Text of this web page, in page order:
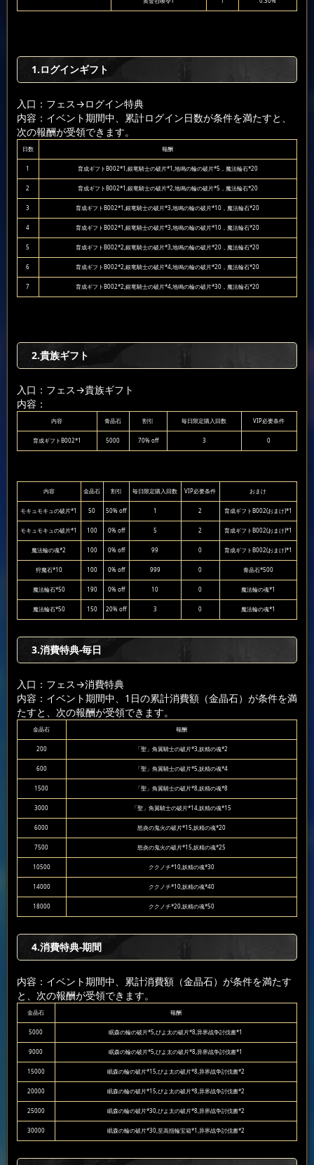
1.ログインギフト
入口：フェス→ログイン特典
内容：イベント期間中、累計ログイン日数が条件を満たすと、
次の報酬が受領できます。
日数 報酬
1 育成ギフトB002*1,銀竜騎士の破片*1,地鳴の輪の破片*5，魔法輪石*20
2 育成ギフトB002*1,銀竜騎士の破片*2,地鳴の輪の破片*5，魔法輪石*20
3 育成ギフトB002*1,銀竜騎士の破片*3,地鳴の輪の破片*10，魔法輪石*20
4 育成ギフトB002*1,銀竜騎士の破片*3,地鳴の輪の破片*10，魔法輪石*20
5 育成ギフトB002*2,銀竜騎士の破片*3,地鳴の輪の破片*20，魔法輪石*20
6 育成ギフトB002*2,銀竜騎士の破片*4,地鳴の輪の破片*20，魔法輪石*20
7 育成ギフトB002*2,銀竜騎士の破片*4,地鳴の輪の破片*30，魔法輪石*20
2.貴族ギフト
入口：フェス→貴族ギフト
内容：
内容 青晶石 割引 毎日限定購入回数 VIP必要条件
育成ギフトB002*1 5000 70% off 3 0
内容 金晶石 割引 毎日限定購入回数 VIP必要条件 おまけ
モキュモキュの破片*1 50 50% off 1 2 育成ギフトB002(おまけ)*1
モキュモキュの破片*1 100 0% off 5 2 育成ギフトB002(おまけ)*1
魔法輪の魂*2 100 0% off 99 0 育成ギフトB002(おまけ)*1
狩魔石*10 100 0% off 999 0 青晶石*500
魔法輪石*50 190 0% off 10 0 魔法輪の魂*1
魔法輪石*50 150 20% off 3 0 魔法輪の魂*1
3.消費特典-毎日
入口：フェス→消費特典
内容：イベント期間中、1日の累計消費額（金晶石）が条件を満
たすと、次の報酬が受領できます。
金晶石 報酬
200 「聖」角翼騎士の破片*3,妖精の魂*2
600 「聖」角翼騎士の破片*5,妖精の魂*4
1500 「聖」角翼騎士の破片*8,妖精の魂*8
3000 「聖」角翼騎士の破片*14,妖精の魂*15
6000 怒炎の鬼火の破片*15,妖精の魂*20
7500 怒炎の鬼火の破片*15,妖精の魂*25
10500 ククノチ*10,妖精の魂*30
14000 ククノチ*10,妖精の魂*40
18000 ククノチ*20,妖精の魂*50
4.消費特典-期間
内容：イベント期間中、累計消費額（金晶石）が条件を満たす
と、次の報酬が受領できます。
金晶石 報酬
5000 眠森の輪の破片*5,ぴよ太の破片*8,异界战争討伐書*1
9000 眠森の輪の破片*5,ぴよ太の破片*8,异界战争討伐書*1
15000 眠森の輪の破片*15,ぴよ太の破片*8,异界战争討伐書*2
20000 眠森の輪の破片*15,ぴよ太の破片*8,异界战争討伐書*2
25000 眠森の輪の破片*30,ぴよ太の破片*8,异界战争討伐書*2
30000 眠森の輪の破片*30,至高指輪宝箱*1,异界战争討伐書*2